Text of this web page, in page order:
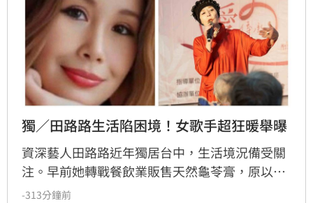
獨／田路路生活陷困境！女歌手超狂暖舉曝
資深藝人田路路近年獨居台中，生活境況備受關
注。早前她轉戰餐飲業販售天然龜苓膏，原以為
事業漸入佳境，卻因身體狀況欠佳及腳傷復發，
-313分鐘前